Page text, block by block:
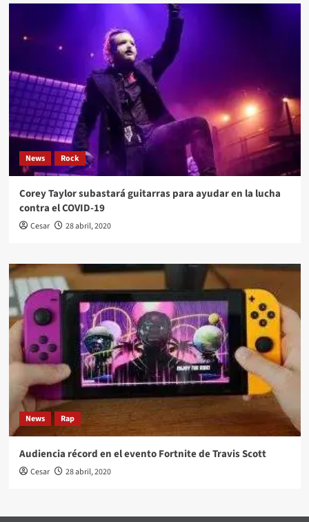
News Rock
Corey Taylor subastará guitarras para ayudar en la lucha
contra el COVID-19
Cesar 28 abril, 2020
News Rap
Audiencia récord en el evento Fortnite de Travis Scott
Cesar 28 abril, 2020